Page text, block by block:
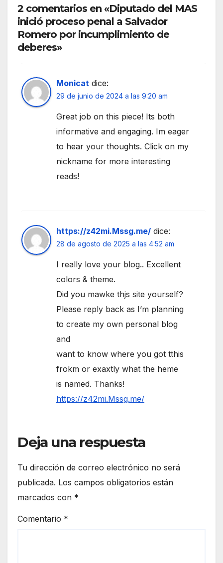
2 comentarios en «Diputado del MAS
inició proceso penal a Salvador
Romero por incumplimiento de
deberes»
Monicat dice:
29 de junio de 2024 a las 9:20 am
Great job on this piece! Its both
informative and engaging. Im eager
to hear your thoughts. Click on my
nickname for more interesting
reads!
https://z42mi.Mssg.me/ dice:
28 de agosto de 2025 a las 4:52 am
I really love your blog.. Excellent
colors & theme.
Did you mawke thjs site yourself?
Please reply back as I’m planning
to create my own personal blog
and
want to know where you got tthis
frokm or exaxtly what the heme
is named. Thanks!
https://z42mi.Mssg.me/
Deja una respuesta
Tu dirección de correo electrónico no será
publicada. Los campos obligatorios están
marcados con *
Comentario *